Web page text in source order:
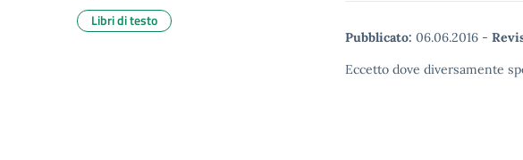
Pubblicato: 06.06.2016 -
Eccetto dove diversamente
Libri di testo